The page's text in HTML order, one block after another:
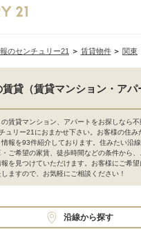
のセンチュリー21 賃貸物件 関東
貸（賃貸マンション・アパ
賃貸マンション、アパートをお探しなら
ュリー21におまかせ下さい。お客様の住み
報を93件紹介しております。住みたい沿
ご希望の家賃、徒歩時間などの条件から
を見つけていただけます。お客様にご希
ますので、お気軽にご相談ください！
沿線から探す